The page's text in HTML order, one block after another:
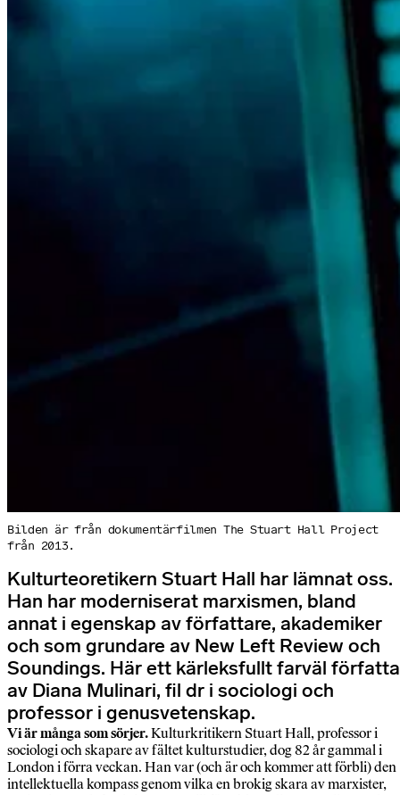
Bilden är från dokumentärfilmen The Stuart Hall Project
från 2013.
Kulturteoretikern Stuart Hall har lämnat oss.
Han har moderniserat marxismen, bland
annat i egenskap av författare, akademiker
och som grundare av New Left Review och
Soundings. Här ett kärleksfullt farväl
av Diana Mulinari, fil dr i sociologi och
professor i genusvetenskap.
Vi är många som sörjer.Kulturkritikern Stuart Hall, professor i
sociologi och skapare av fältet kulturstudier, dog 82 år gammal i
London i förra veckan. Han var (och är och kommer att förbli) den
intellektuella kompass genom vilka en brokig skara av marxister,